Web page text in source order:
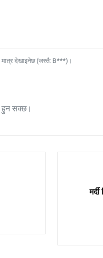
मात्र देखाइनेछ (जस्तै: B***)।
हुन सक्छ।